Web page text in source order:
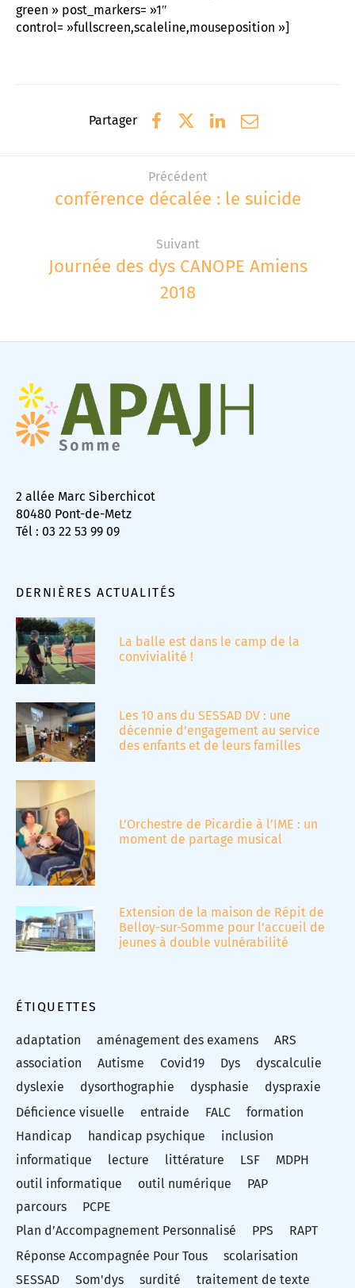
green » post_markers= »1″
control= »fullscreen,scaleline,mouseposition »]
Partager
Précédent
conférence décalée : le suicide
Suivant
Journée des dys CANOPE Amiens
2018
2 allée Marc Siberchicot
80480 Pont-de-Metz
Tél : 03 22 53 99 09
DERNIÈRES ACTUALITÉS
La balle est dans le camp de la
convivialité !
Les 10 ans du SESSAD DV : une
décennie d’engagement au service
des enfants et de leurs familles
L’Orchestre de Picardie à l’IME : un
moment de partage musical
Extension de la maison de Répit de
Belloy-sur-Somme pour l’accueil de
jeunes à double vulnérabilité
ÉTIQUETTES
adaptation aménagement des examens
ARS
association
Autisme Covid19 Dys
dyscalculie
dyslexie
dysorthographie dysphasie
dyspraxie
Déficience visuelle
entraide FALC
formation
Handicap
handicap psychique
inclusion
informatique
lecture littérature LSF
MDPH
outil informatique
outil numérique
PAP
parcours
PCPE
Plan d’Accompagnement Personnalisé
PPS
RAPT
Réponse Accompagnée Pour Tous
scolarisation
SESSAD
Som'dys surdité traitement de texte